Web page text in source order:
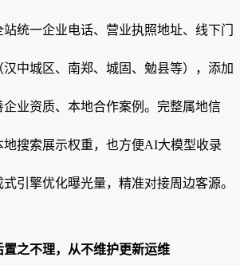
统一企业电话、营业执照地址、线下门
中城区、南郑、城固、勉县等），添加
业资质、本地合作案例。完整属地信
搜索展示权重，也方便AI大模型收录
引擎优化曝光量，精准对接周边客源。
之不理，从不维护更新运维